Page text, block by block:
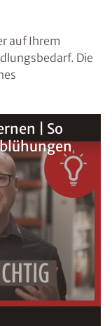
auf Ihrem
Die
| So